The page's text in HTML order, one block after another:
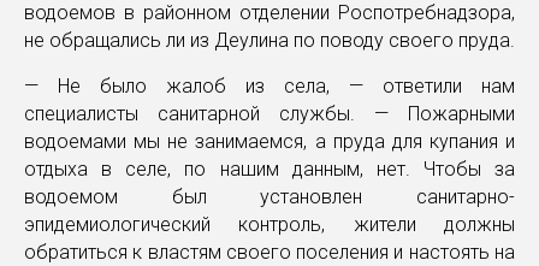
водоемов в районном отделении Роспотребнадзора,
не обращались ли из Деулина по поводу своего пруда.
— Не было жалоб из села, — ответили нам
специалисты санитарной службы. — Пожарными
водоемами мы не занимаемся, а пруда для купания и
отдыха в селе, по нашим данным, нет. Чтобы за
водоемом был установлен санитарно-
эпидемиологический контроль, жители должны
обратиться к властям своего поселения и настоять на